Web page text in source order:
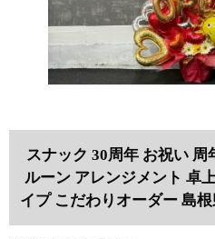
スナック 30周年 お祝い 周
ルーン アレンジメント 卓
イプ こだわりオーダー 島